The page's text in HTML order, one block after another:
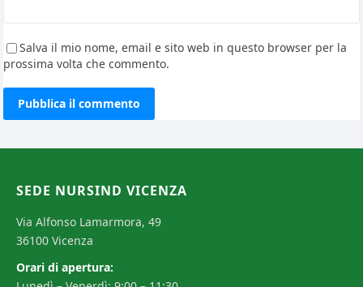
Salva il mio nome, email e sito web in questo browser per la
prossima volta che commento.
SEDE NURSIND VICENZA
Via Alfonso Lamarmora, 49
36100 Vicenza
Orari di apertura: